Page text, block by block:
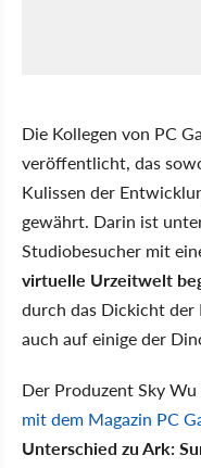
Die Kollegen von PC
veröffentlicht, das
Kulissen der
gewährt. Darin ist
Studiobesucher mit
virtuelle Urzeitwelt
durch das Dickicht der
auch auf einige der
Der Produzent Sky
mit dem Magazin PC
Unterschied zu Ark: